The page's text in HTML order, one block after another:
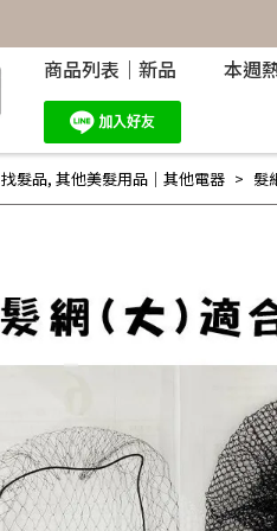
商品列表｜新品 本週
找髮品, 其他美髮用品｜其他電器 髮